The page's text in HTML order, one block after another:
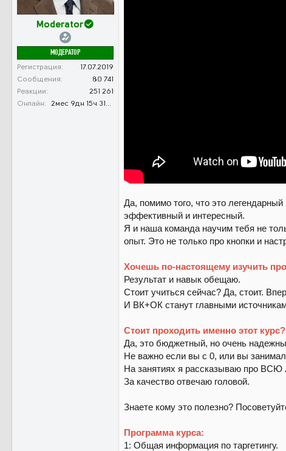
Moderator
МОДЕРАТОР
Регистрация
17.07.2019
Сообщения
80 741
Реакции
251 261
Онлайн
2мес 9дн 15ч 31м 40с
Да, помимо того, что это
эффективный и интересный.
Я и наша команда научим тебя не
опыт. Это не только про кнопки и
Хочешь по-настоящему изучить
Результат и навык обещаю.
Стоит учиться сейчас? Да, стоит.
И ВК+ОК станут главными
Стоит проходить именно этот курс?
Да, это бюджетный, но очень
Не важно если вы с 0, или вы
На занятиях я рассказываю про ВСЮ
За качество отвечаю головой.
Знаете кому это полезно?
Программа курса:
1: Общая информация по таргетингу.